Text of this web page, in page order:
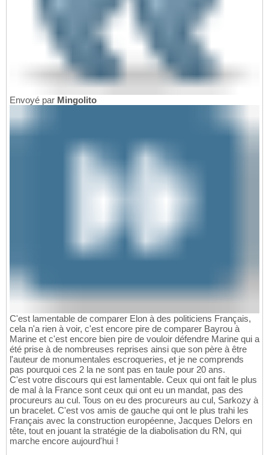
Envoyé par Mingolito
C'est lamentable de comparer Elon à des politiciens Français,
cela n'a rien à voir, c'est encore pire de comparer Bayrou à
Marine et c'est encore bien pire de vouloir défendre Marine qui a
été prise à de nombreuses reprises ainsi que son père à être
l'auteur de monumentales escroqueries, et je ne comprends
pas pourquoi ces 2 la ne sont pas en taule pour 20 ans.
C'est votre discours qui est lamentable. Ceux qui ont fait le plus
de mal à la France sont ceux qui ont eu un mandat, pas des
procureurs au cul. Tous on eu des procureurs au cul, Sarkozy à
un bracelet. C'est vos amis de gauche qui ont le plus trahi les
Français avec la construction européenne, Jacques Delors en
tête, tout en jouant la stratégie de la diabolisation du RN, qui
marche encore aujourd'hui !